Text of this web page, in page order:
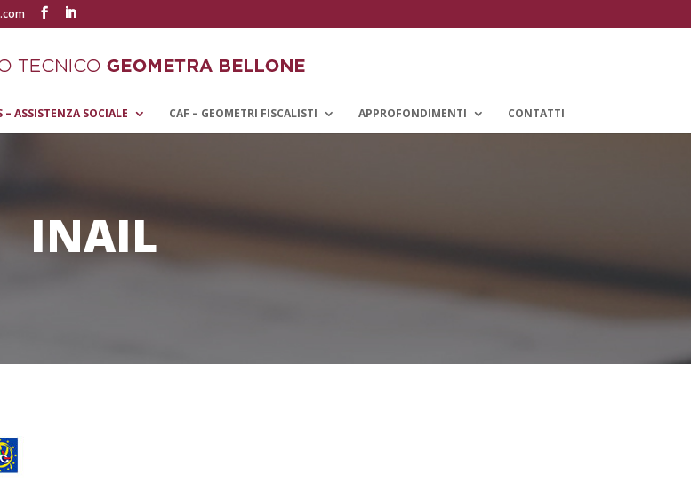
ASSISTENZA SOCIALE CAF – GEOMETRI FISCALISTI APPROFONDIMENTI CONTATTI
INAIL